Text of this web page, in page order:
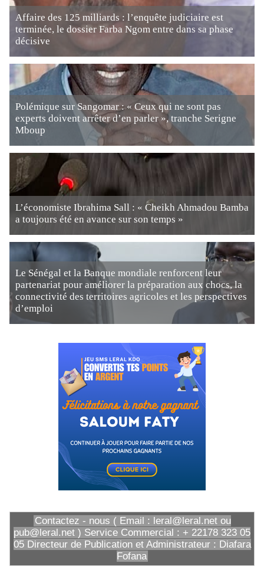
Affaire des 125 milliards : l’enquête judiciaire est
terminée, le dossier Farba Ngom entre dans sa phase
décisive
Polémique sur Sangomar : « Ceux qui ne sont pas
experts doivent arrêter d’en parler », tranche Serigne
Mboup
L’économiste Ibrahima Sall : « Cheikh Ahmadou Bamba
a toujours été en avance sur son temps »
Le Sénégal et la Banque mondiale renforcent leur
partenariat pour améliorer la préparation aux chocs, la
connectivité des territoires agricoles et les perspectives
d’emploi
Contactez - nous ( Email : leral@leral.net ou
pub@leral.net ) Service Commercial : + 22178 323 05
05 Directeur de Publication et Administrateur : Diafara
Fofana